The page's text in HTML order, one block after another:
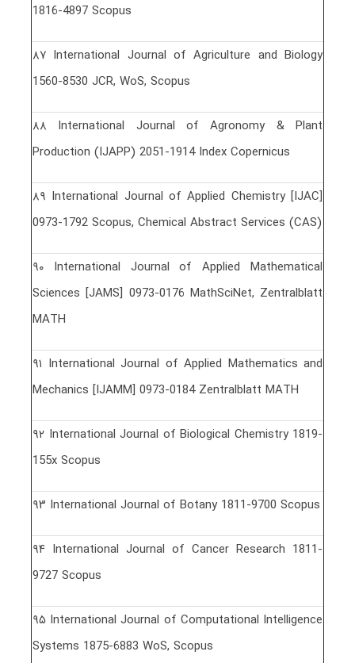
1816-4897 Scopus
٨٧ International Journal of Agriculture and Biology
1560-8530 JCR, WoS, Scopus
٨٨ International Journal of Agronomy & Plant
Production (IJAPP) 2051-1914 Index Copernicus
٨٩ International Journal of Applied Chemistry [IJAC]
0973-1792 Scopus, Chemical Abstract Services (CAS)
٩٠ International Journal of Applied Mathematical
Sciences [JAMS] 0973-0176 MathSciNet, Zentralblatt
MATH
٩١ International Journal of Applied Mathematics and
Mechanics [IJAMM] 0973-0184 Zentralblatt MATH
٩٢ International Journal of Biological Chemistry 1819-
155x Scopus
٩٣ International Journal of Botany 1811-9700 Scopus
٩۴ International Journal of Cancer Research 1811-
9727 Scopus
٩۵ International Journal of Computational Intelligence
Systems 1875-6883 WoS, Scopus